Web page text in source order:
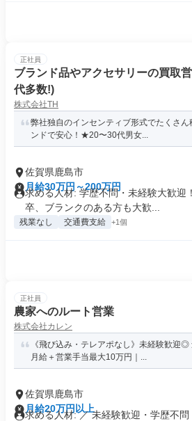
正社員
ブランド品やアクセサリーの買取
代多数!)
株式会社TH
弊社独自のインセンティブ形式でたくさん
ンドで安心！★20〜30代男女...
佐賀県鹿島市
月給30万円～200万円
求める人材: 学歴不問・未経験大歓迎
卒、ブランクのある方も大歓...
残業なし 交通費支給 +1個
正社員
農家へのルート営業
株式会社カレン
《飛び込み・テレアポなし》未経験歓迎◎
月給＋営業手当最大10万円｜...
佐賀県鹿島市
月給20万円以上
求める人材: ／ 未経験歓迎・学歴不